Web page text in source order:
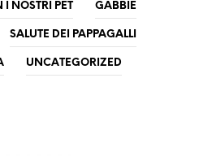
NOSTRI PET GABBIE
SALUTE DEI PAPPAGALLI
UNCATEGORIZED